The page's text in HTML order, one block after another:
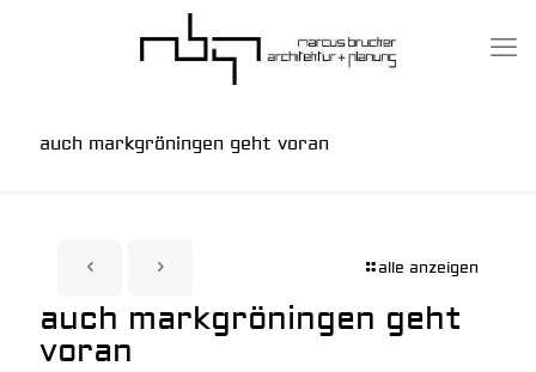
auch markgröningen geht voran
alle anzeigen
auch markgröningen geht
voran